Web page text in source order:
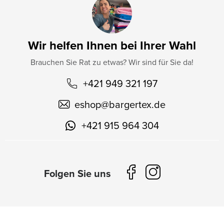
Wir helfen Ihnen bei Ihrer Wahl
Brauchen Sie Rat zu etwas? Wir sind für Sie da!
+421 949 321 197
eshop@bargertex.de
+421 915 964 304